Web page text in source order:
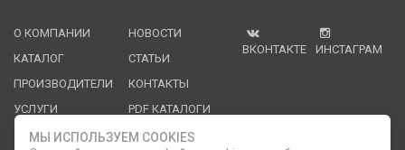
О КОМПАНИИ
КАТАЛОГ
ПРОИЗВОДИТЕЛИ
УСЛУГИ
НОВОСТИ
СТАТЬИ
КОНТАКТЫ
PDF КАТАЛОГИ
ОПЛАТА И
ВКОНТАКТЕ ИНСТАГРАМ
МЫ ИСПОЛЬЗУЕМ COOKIES